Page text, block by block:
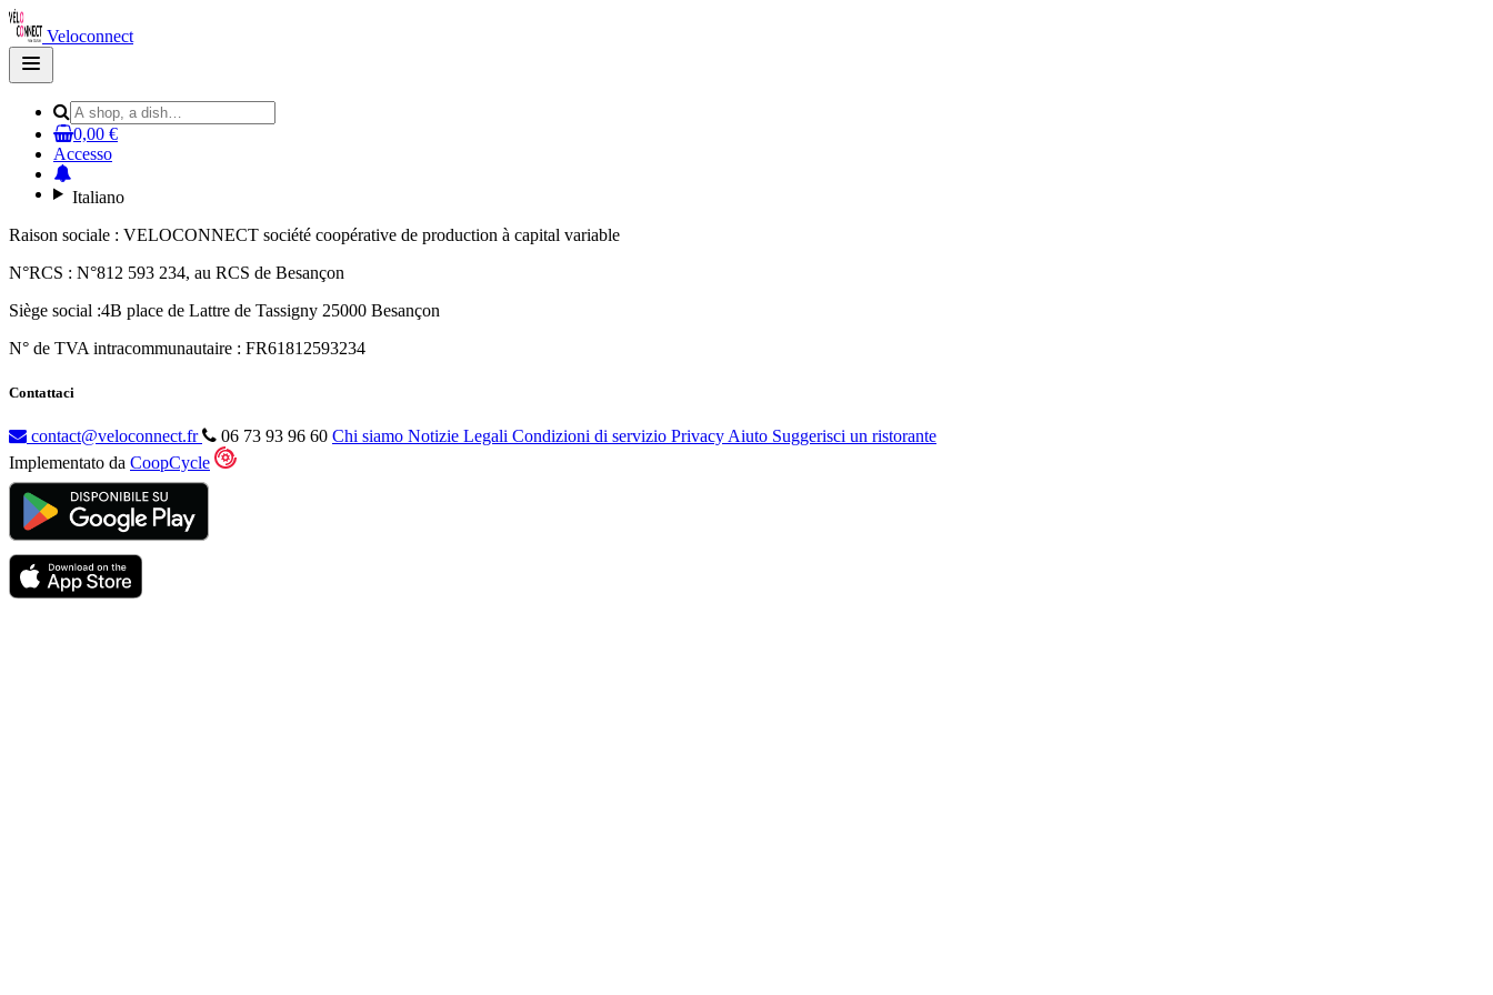
Veloconnect
Open
main
0,00 €
Accesso
Italiano
Raison sociale : VELOCONNECT société coopérative de production à capital variable
N°RCS : N°812 593 234, au RCS de Besançon
Siège social :4B place de Lattre de Tassigny 25000 Besançon
N° de TVA intracommunautaire : FR61812593234
Contattaci
contact@veloconnect.fr 06 73 93 96 60 Chi siamo Notizie Legali Condizioni di servizio Privacy Aiuto Suggerisci un ristorante
Implementato da CoopCycle